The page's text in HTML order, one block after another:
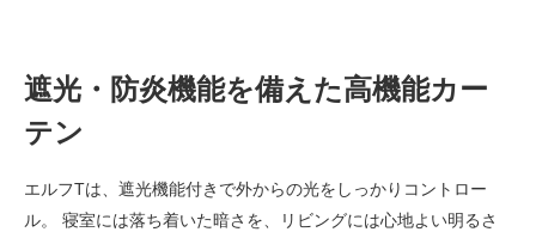
遮光・防炎機能を備えた高機能カー
テン
エルフTは、遮光機能付きで外からの光をしっかりコントロー
ル。 寝室には落ち着いた暗さを、リビングには心地よい明るさ